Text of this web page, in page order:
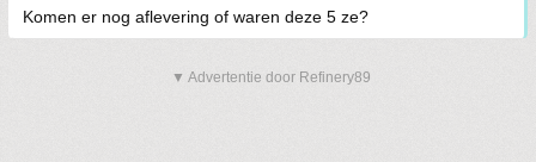
Komen er nog aflevering of waren deze 5 ze?
▼ Advertentie door Refinery89